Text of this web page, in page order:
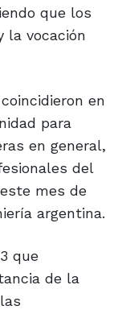
que los
la vocación
en
para
en general,
del
mes de
argentina.
que
de la